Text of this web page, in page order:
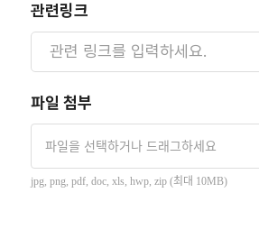
관련링크
파일 첨부
파일을 선택하거나 드래그하세요
jpg, png, pdf, doc, xls, hwp, zip (최대 10MB)